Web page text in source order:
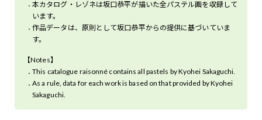
本カタログ・レゾネは坂口恭平が描いた全パステル画を収録して
います。
作品データは、原則として坂口恭平からの提供に基づいていま
す。
【Notes】
This catalogue raisonné contains all pastels by Kyohei Sakaguchi.
As a rule, data for each work is based on that provided by Kyohei
Sakaguchi.